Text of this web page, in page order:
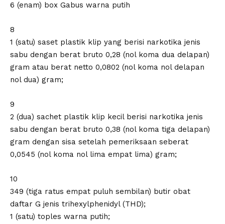
6 (enam) box Gabus warna putih
8
1 (satu) saset plastik klip yang berisi narkotika jenis
sabu dengan berat bruto 0,28 (nol koma dua delapan)
gram atau berat netto 0,0802 (nol koma nol delapan
nol dua) gram;
9
2 (dua) sachet plastik klip kecil berisi narkotika jenis
sabu dengan berat bruto 0,38 (nol koma tiga delapan)
gram dengan sisa setelah pemeriksaan seberat
0,0545 (nol koma nol lima empat lima) gram;
10
349 (tiga ratus empat puluh sembilan) butir obat
daftar G jenis trihexylphenidyl (THD);
1 (satu) toples warna putih;